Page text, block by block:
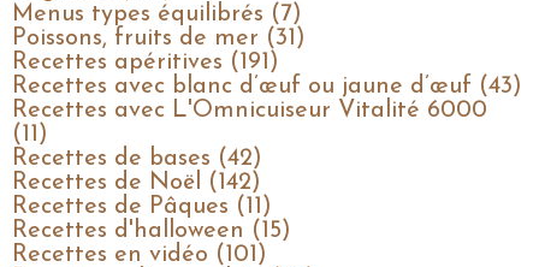
Menus types équilibrés (7)
Poissons, fruits de mer (31)
Recettes apéritives (191)
Recettes avec blanc d’œuf ou jaune d’œuf (43)
Recettes avec L'Omnicuiseur Vitalité 6000
(11)
Recettes de bases (42)
Recettes de Noël (142)
Recettes de Pâques (11)
Recettes d'halloween (15)
Recettes en vidéo (101)